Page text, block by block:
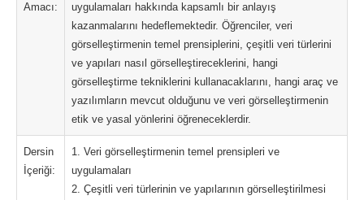
Amacı:
uygulamaları hakkında kapsamlı bir anlayış
kazanmalarını hedeflemektedir. Öğrenciler, veri
görselleştirmenin temel prensiplerini, çeşitli veri türlerini
ve yapıları nasıl görselleştireceklerini, hangi
görselleştirme tekniklerini kullanacaklarını, hangi araç ve
yazılımların mevcut olduğunu ve veri görselleştirmenin
etik ve yasal yönlerini öğreneceklerdir.
Dersin
İçeriği:
1. Veri görselleştirmenin temel prensipleri ve
uygulamaları
2. Çeşitli veri türlerinin ve yapılarının görselleştirilmesi